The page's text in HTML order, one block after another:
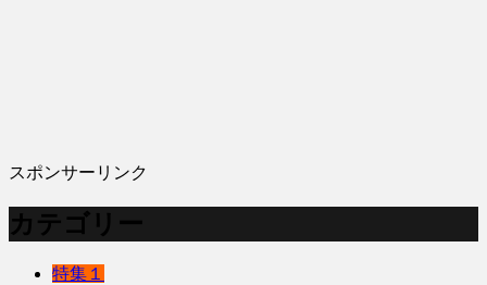
スポンサーリンク
カテゴリー
特集１